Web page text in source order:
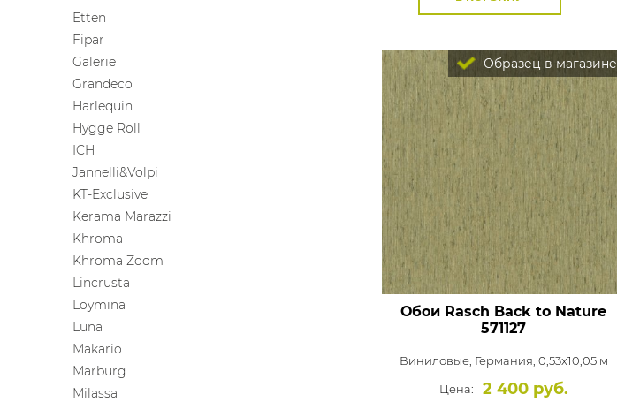
Etten
Fipar
Galerie
Grandeco
Harlequin
Hygge Roll
ICH
Jannelli&Volpi
KT-Exclusive
Kerama Marazzi
Khroma
Khroma Zoom
Lincrusta
Loymina
Luna
Makario
Marburg
Milassa
Образец в магазине
Обои Rasch Back to Nature
571127
Виниловые, Германия, 0,53x10,05 м
Цена:
2 400 руб.